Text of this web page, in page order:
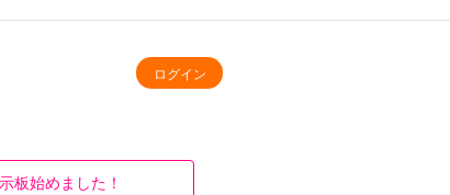
ログイン
板始めました！